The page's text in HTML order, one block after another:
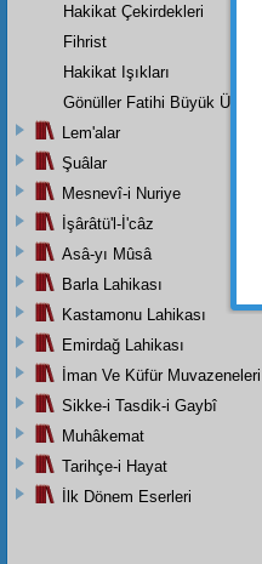
Hakikat Çekirdekleri
Fihrist
Hakikat Işıkları
Gönüller Fatihi Büyük Üstada
Lem'alar
Şuâlar
Mesnevî-i Nuriye
İşârâtü'l-İ'câz
Asâ-yı Mûsâ
Barla Lahikası
Kastamonu Lahikası
Emirdağ Lahikası
İman Ve Küfür Muvazeneleri
Sikke-i Tasdik-i Gaybî
Muhâkemat
Tarihçe-i Hayat
İlk Dönem Eserleri